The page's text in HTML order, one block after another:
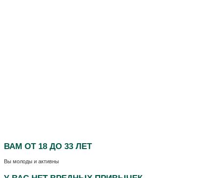
ВАМ ОТ 18 ДО 33 ЛЕТ
Вы молоды и активны